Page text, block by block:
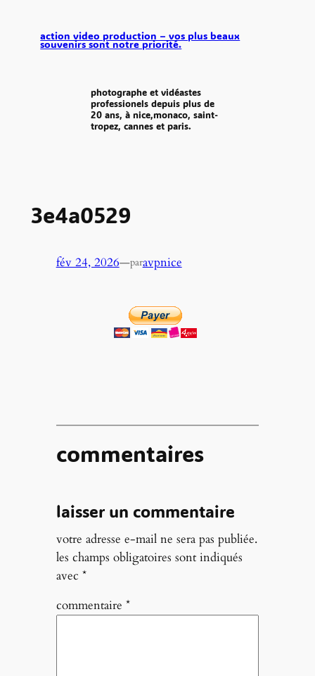
contenu
action video production – vos plus beaux
souvenirs sont notre priorité.
photographe et vidéastes
professionels depuis plus de
20 ans, à nice,monaco, saint-
tropez, cannes et paris.
3e4a0529
fév 24, 2026—paravpnice
commentaires
laisser un commentaire
votre adresse e-mail ne sera pas publiée.
les champs obligatoires sont indiqués
avec *
commentaire *